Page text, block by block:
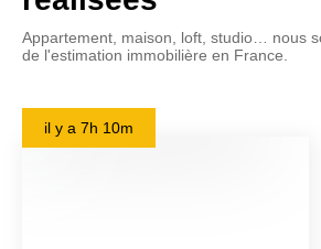
Appartement, maison, loft, studio… nous
de l'estimation immobilière en France.
il y a 7h 10m